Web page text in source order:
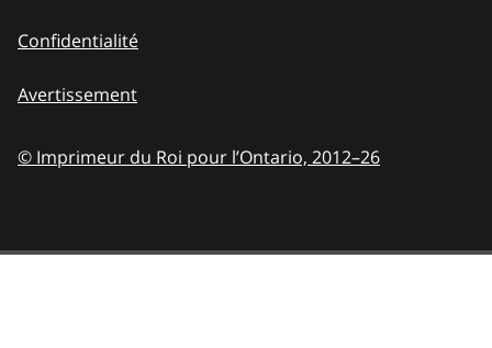
Confidentialité
Avertissement
© Imprimeur du Roi pour l’Ontario, 2012–26